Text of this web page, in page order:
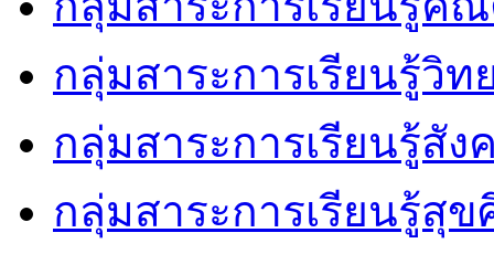
กลุ่มสาระการเรียนรู้วิท
กลุ่มสาระการเรียนรู้สัง
กลุ่มสาระการเรียนรู้สุ